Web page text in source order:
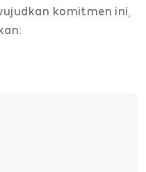
komitmen ini,